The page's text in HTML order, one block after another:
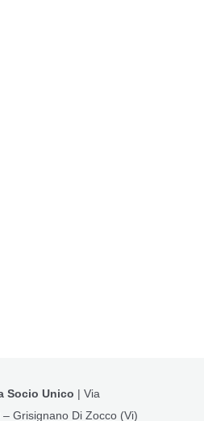
Socio Unico | Via
– Grisignano Di Zocco (Vi)